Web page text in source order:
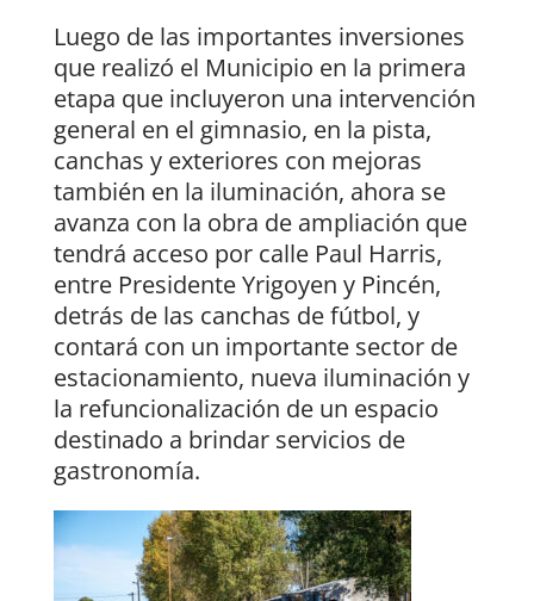
Luego de las importantes inversiones
que realizó el Municipio en la primera
etapa que incluyeron una intervención
general en el gimnasio, en la pista,
canchas y exteriores con mejoras
también en la iluminación, ahora se
avanza con la obra de ampliación que
tendrá acceso por calle Paul Harris,
entre Presidente Yrigoyen y Pincén,
detrás de las canchas de fútbol, y
contará con un importante sector de
estacionamiento, nueva iluminación y
la refuncionalización de un espacio
destinado a brindar servicios de
gastronomía.